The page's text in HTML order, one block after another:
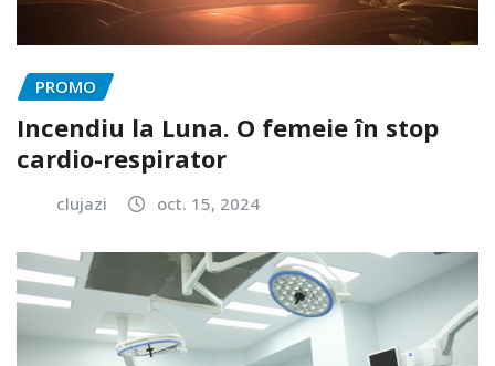
PROMO
Incendiu la Luna. O femeie în stop
cardio-respirator
clujazi oct. 15, 2024